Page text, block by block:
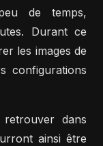
de temps,
Durant ce
les images de
configurations
dans
ainsi être